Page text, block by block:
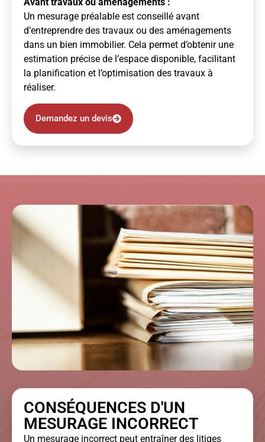
Avant travaux ou aménagements :
Un mesurage préalable est conseillé avant
d’entreprendre des travaux ou des aménagements
dans un bien immobilier. Cela permet d’obtenir une
estimation précise de l’espace disponible, facilitant
la planification et l’optimisation des travaux à
réaliser.
Demandez un devis
CONSÉQUENCES D'UN
MESURAGE INCORRECT
Un mesurage incorrect peut entraîner des litiges